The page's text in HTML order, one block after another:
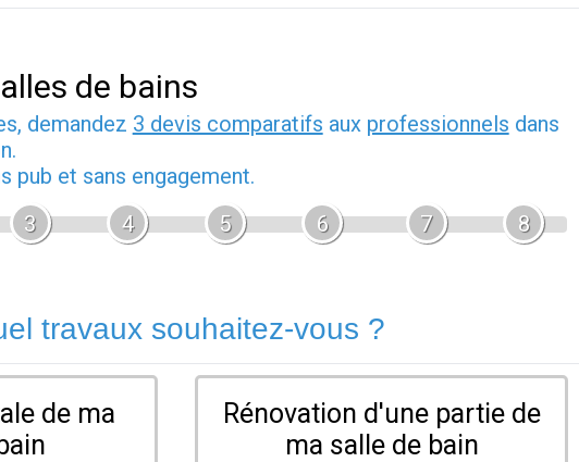
de bains
demandez 3 devis comparatifs aux professionnels dans
pub et sans engagement.
3 4 5 6 7 8
travaux souhaitez-vous ?
de ma
Rénovation d'une partie de
ma salle de bain